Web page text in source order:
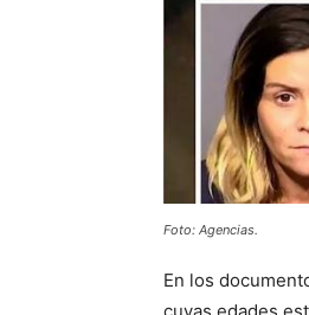
Foto: Agencias.
En los